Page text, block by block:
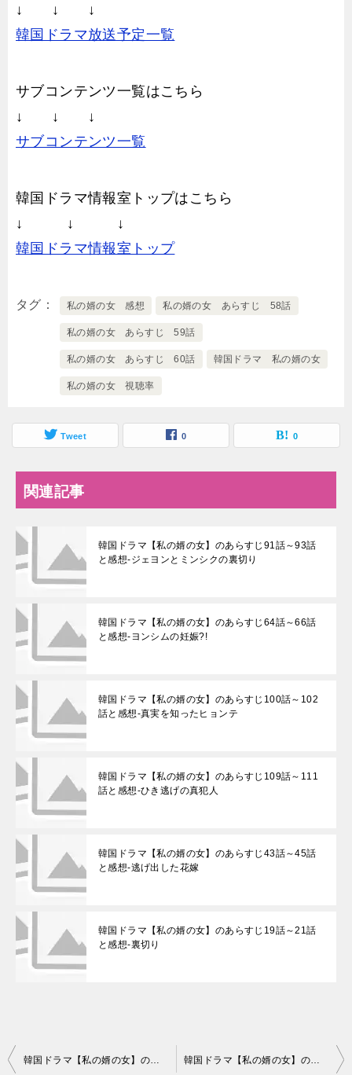
↓ ↓ ↓
韓国ドラマ放送予定一覧
サブコンテンツ一覧はこちら
↓ ↓ ↓
サブコンテンツ一覧
韓国ドラマ情報室トップはこちら
↓ ↓ ↓
韓国ドラマ情報室トップ
タグ 私の婿の女 感想 私の婿の女 あらすじ 58話
私の婿の女 あらすじ 59話
私の婿の女 あらすじ 60話 韓国ドラマ 私の婿の女
私の婿の女 視聴率
Tweet 0 0
関連記事
韓国ドラマ【私の婿の女】のあらすじ91話～93話
と感想-ジェヨンとミンシクの裏切り
韓国ドラマ【私の婿の女】のあらすじ64話～66話
と感想-ヨンシムの妊娠?!
韓国ドラマ【私の婿の女】のあらすじ100話～102
話と感想-真実を知ったヒョンテ
韓国ドラマ【私の婿の女】のあらすじ109話～111
話と感想-ひき逃げの真犯人
韓国ドラマ【私の婿の女】のあらすじ43話～45話
と感想-逃げ出した花嫁
韓国ドラマ【私の婿の女】のあらすじ19話～21話
と感想-裏切り
投